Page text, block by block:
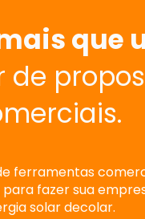
que
de
ferramentas
fazer sua
solar decolar.